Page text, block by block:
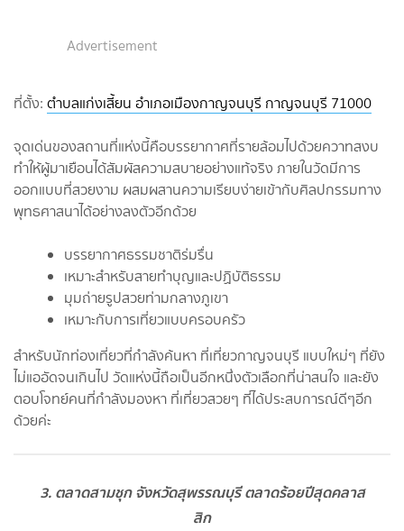
Advertisement
ที่ตั้ง: ตำบลแก่งเสี้ยน อำเภอเมืองกาญจนบุรี กาญจนบุรี 71000
จุดเด่นของสถานที่แห่งนี้คือบรรยากาศที่รายล้อมไปด้วยควาทสงบ
ทำให้ผู้มาเยือนได้สัมผัสความสบายอย่างแท้จริง ภายในวัดมีการ
ออกแบบที่สวยงาม ผสมผสานความเรียบง่ายเข้ากับศิลปกรรมทาง
พุทธศาสนาได้อย่างลงตัวอีกด้วย
บรรยากาศธรรมชาติร่มรื่น
เหมาะสำหรับสายทำบุญและปฏิบัติธรรม
มุมถ่ายรูปสวยท่ามกลางภูเขา
เหมาะกับการเที่ยวแบบครอบครัว
สำหรับนักท่องเที่ยวที่กำลังค้นหา ที่เที่ยวกาญจนบุรี แบบใหม่ๆ ที่ยัง
ไม่แออัดจนเกินไป วัดแห่งนี้ถือเป็นอีกหนึ่งตัวเลือกที่น่าสนใจ และยัง
ตอบโจทย์คนที่กำลังมองหา ที่เที่ยวสวยๆ ที่ได้ประสบการณ์ดีๆอีก
ด้วยค่ะ
3. ตลาดสามชุก จังหวัดสุพรรณบุรี ตลาดร้อยปีสุดคลาส
สิก